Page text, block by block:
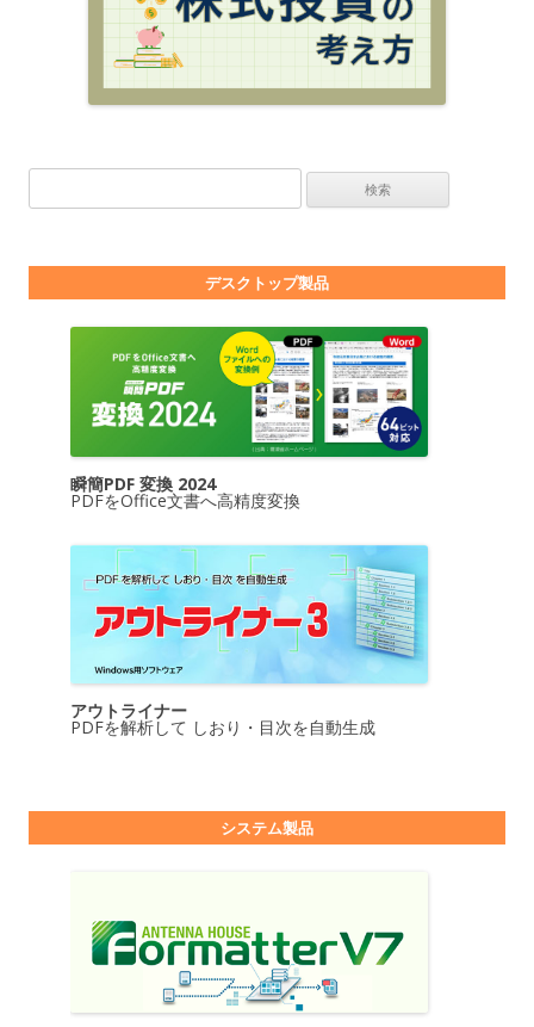
デスクトップ製品
瞬簡PDF 変換 2024
PDFをOffice文書へ高精度変換
アウトライナー
PDFを解析して しおり・目次を自動生成
システム製品